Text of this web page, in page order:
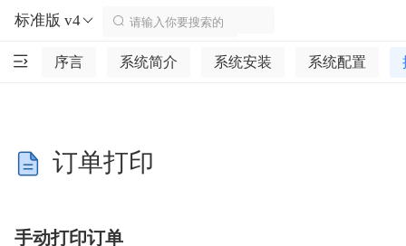
标准版 v4
序言 系统简介 系统安装 系统配置
订单打印
手动打印订单